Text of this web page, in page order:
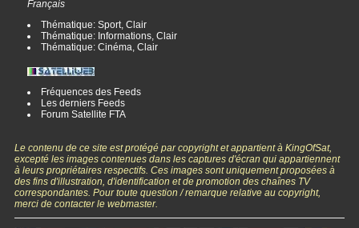
Français
Thématique: Sport, Clair
Thématique: Informations, Clair
Thématique: Cinéma, Clair
Fréquences des Feeds
Les derniers Feeds
Forum Satellite FTA
Le contenu de ce site est protégé par copyright et appartient à KingOfSat,
excepté les images contenues dans les captures d'écran qui appartiennent
à leurs propriétaires respectifs. Ces images sont uniquement proposées à
des fins d'illustration, d'identification et de promotion des chaînes TV
correspondantes. Pour toute question / remarque relative au copyright,
merci de contacter le webmaster.